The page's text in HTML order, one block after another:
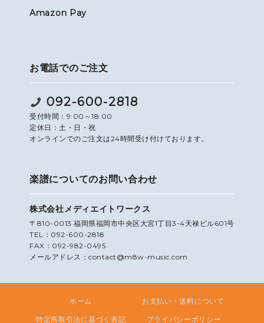
Amazon Pay
お電話でのご注文
092-600-2818
受付時間：9:00～18:00
定休日：土・日・祝
オンラインでのご注文は24時間受け付けております。
楽譜についてのお問い合わせ
株式会社メディエイトワークス
〒810-0013 福岡県福岡市中央区大宮1丁目3-4天禄ビル601号
TEL：092-600-2818
FAX：092-982-0495
メールアドレス：contact@m8w-music.com
ホーム お支払い・送料について
特定商取引法に基づく表記 プライバシーポリシー